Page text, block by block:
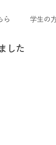
ら 学生の
した